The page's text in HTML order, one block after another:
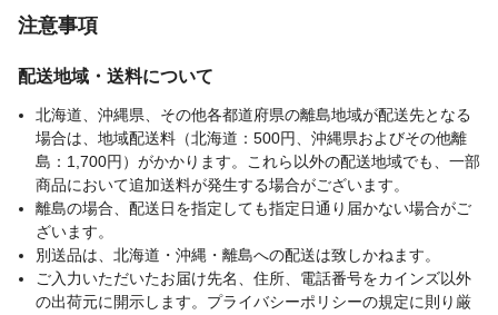
注意事項
配送地域・送料について
北海道、沖縄県、その他各都道府県の離島地域が配送先となる
場合は、地域配送料（北海道：500円、沖縄県およびその他離
島：1,700円）がかかります。これら以外の配送地域でも、一部
商品において追加送料が発生する場合がございます。
離島の場合、配送日を指定しても指定日通り届かない場合がご
ざいます。
別送品は、北海道・沖縄・離島への配送は致しかねます。
ご入力いただいたお届け先名、住所、電話番号をカインズ以外
の出荷元に開示します。プライバシーポリシーの規定に則り厳